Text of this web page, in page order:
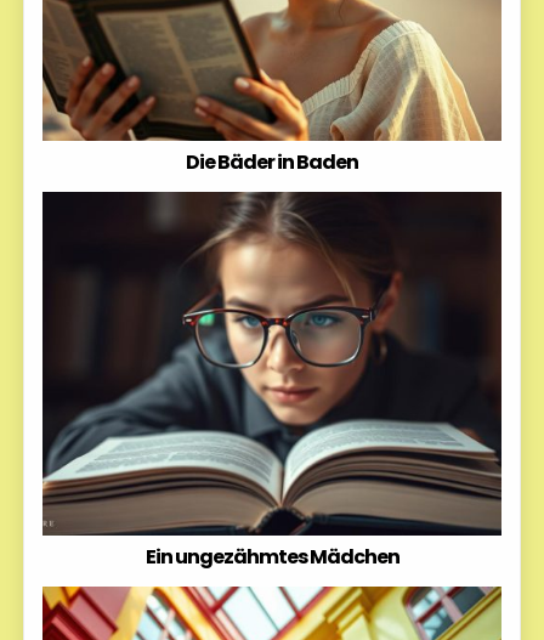
Die Bäder in Baden
Ein ungezähmtes Mädchen